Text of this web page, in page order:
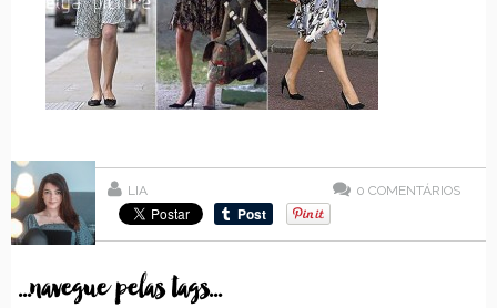
LIA 0 COMENTÁRIOS
...navegue pelas tags...